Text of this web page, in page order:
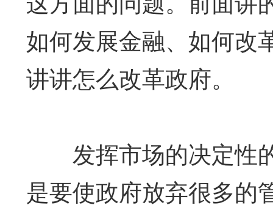
如何发展金融、如何改
讲讲怎么改革政府。
发挥市场的决定性
是要使政府放弃很多的